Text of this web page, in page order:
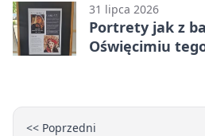
31 lipca 2026
Portrety jak z
Oświęcimiu
<< Poprzedni